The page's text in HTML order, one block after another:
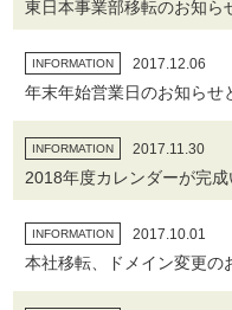
東日本事業部移転のお知ら
INFORMATION 2017.12.06
年末年始営業日のお知らせ
INFORMATION 2017.11.30
2018年度カレンダーが完成
INFORMATION 2017.10.01
本社移転、ドメイン変更の